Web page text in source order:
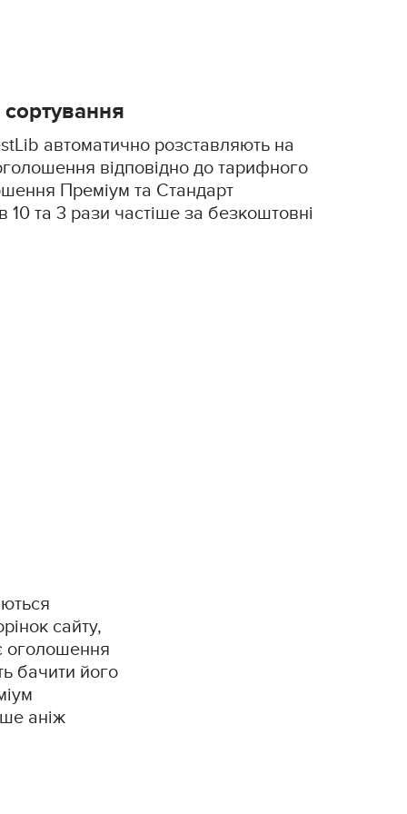
автоматично розставляють на
відповідно до тарифного
Преміум та Стандарт
10 та 3 рази частіше за безкоштовні
сайту,
оголошення
бачити його
аніж